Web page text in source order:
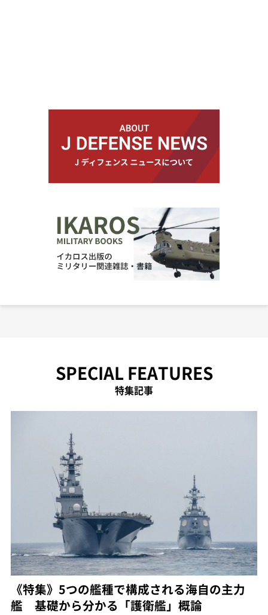
SPECIAL FEATURES
特集記事
《特集》5つの艦種で構成される海自の主力
艦 基礎から分かる「護衛艦」概論